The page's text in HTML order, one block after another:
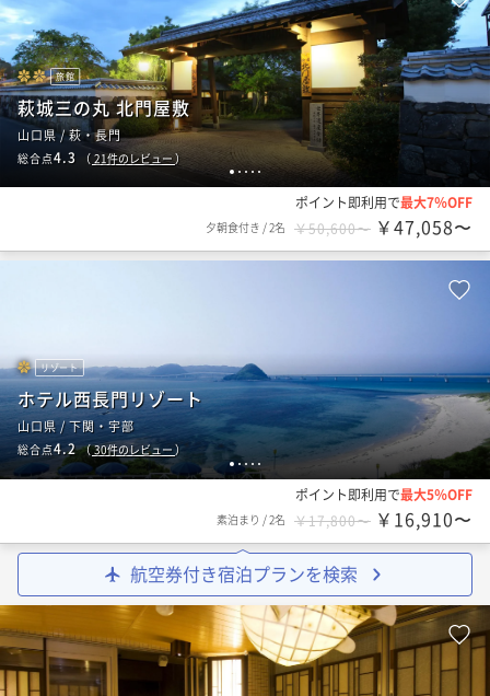
1 23 4 5
旅館
萩城三の丸 北門屋敷
山口県 / 萩・長門
総合点4.3 （ 21件のレビュー）
ポイント即利用で最大7％OFF
夕朝食付き /2名 ￥50,600〜 ￥47,058〜
1 234 5
リゾート
ホテル西長門リゾート
山口県 / 下関・宇部
総合点4.2（30件のレビュー）
ポイント即利用で最大5％OFF
素泊まり /2名 ￥17,800〜 ￥16,910〜
航空券付き宿泊プランを検索